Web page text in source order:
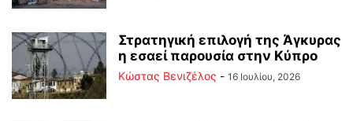
Στρατηγική επιλογή της Άγκυρας
η εσαεί παρουσία στην Κύπρο
Κώστας Βενιζέλος - 16 Ιουλίου, 2026